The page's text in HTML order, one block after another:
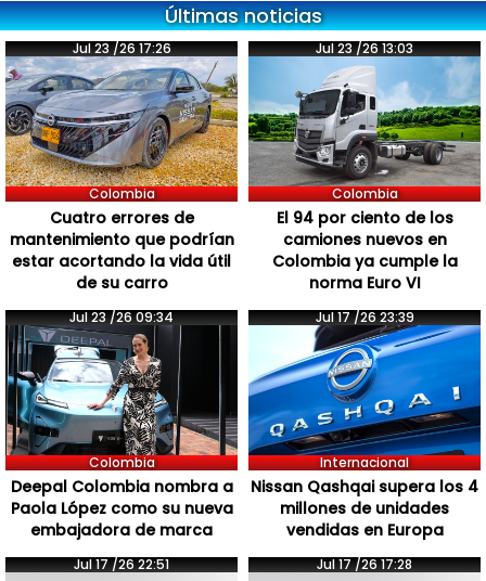
Últimas noticias
Jul 23 /26 17:26
Colombia
Cuatro errores de
mantenimiento que podrían
estar acortando la vida útil
de su carro
Jul 23 /26 13:03
Colombia
El 94 por ciento de los
camiones nuevos en
Colombia ya cumple la
norma Euro VI
Jul 23 /26 09:34
Colombia
Deepal Colombia nombra a
Paola López como su nueva
embajadora de marca
Jul 17 /26 23:39
Internacional
Nissan Qashqai supera los 4
millones de unidades
vendidas en Europa
Jul 17 /26 22:51 Jul 17 /26 17:28